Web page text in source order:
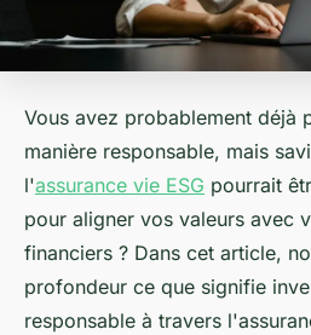
Vous avez probablement déjà
manière responsable, mais
l'assurance vie ESG pourrait
pour aligner vos valeurs avec
financiers ? Dans cet article,
profondeur ce que signifie
responsable à travers